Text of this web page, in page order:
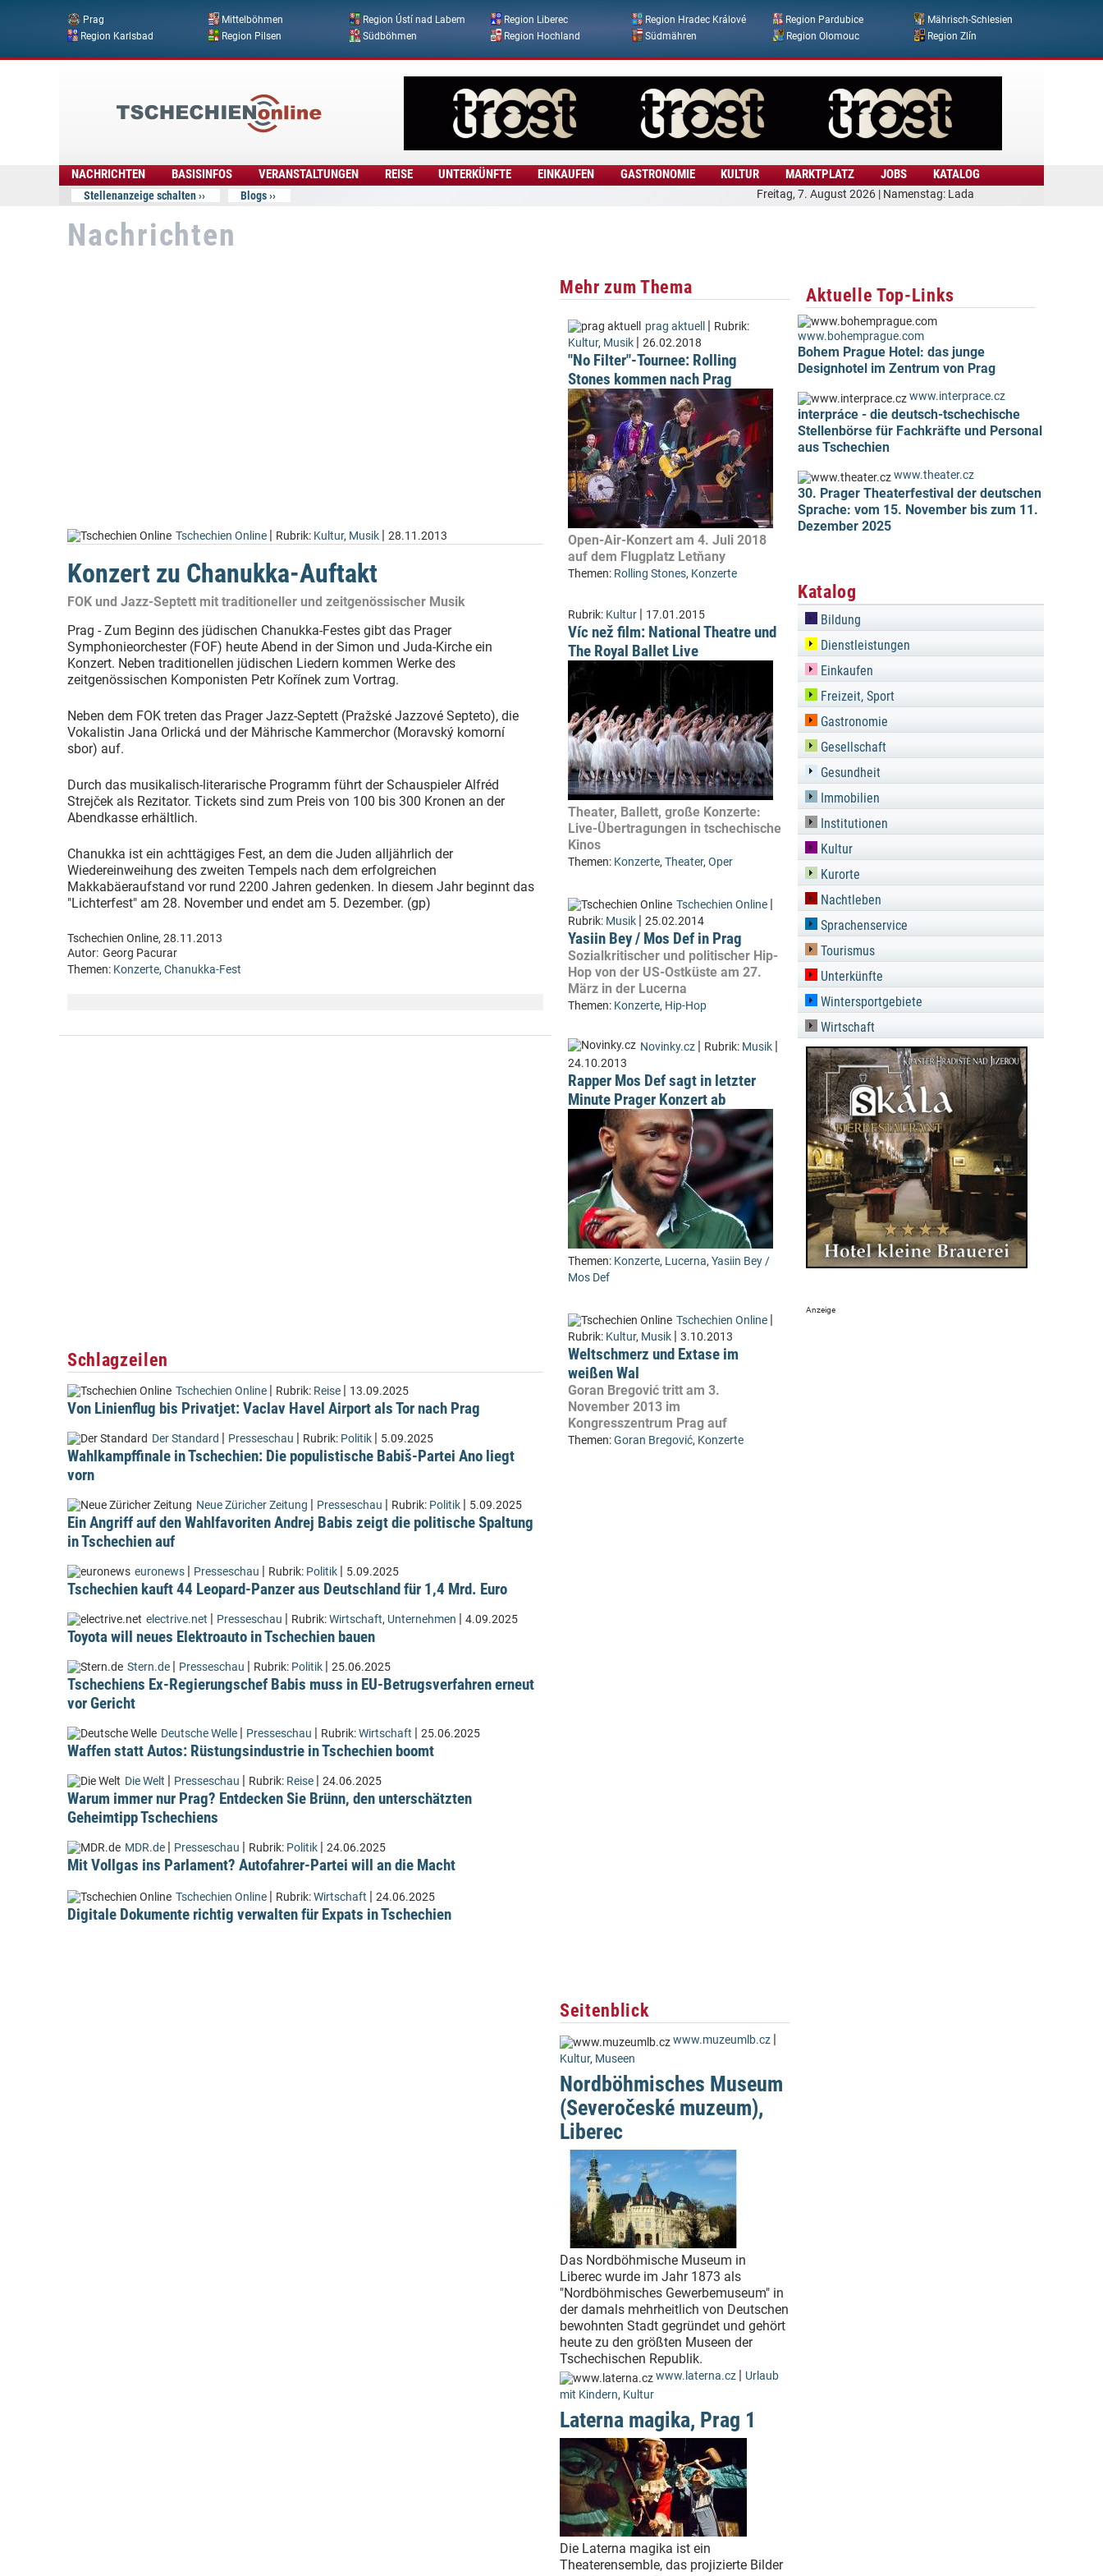
Direkt zum Inhalt
Prag Mittelböhmen Region Ústí nad Labem Region Liberec Region Hradec Králové Region Pardubice
Mährisch-Schlesien
Region Karlsbad
Region Pilsen Südböhmen Region Hochland Südmähren Region Olomouc Region Zlín
Freitag, 7. August 2026 | Namenstag: Lada
Online
NACHRICHTEN BASISINFOS VERANSTALTUNGEN REISE UNTERKÜNFTE EINKAUFEN GASTRONOMIE KULTUR MARKTPLATZ JOBS KATALOG
Stellenanzeige schalten Blogs
Nachrichten
Tschechien Online | Rubrik: Kultur, Musik | 28.11.2013
Konzert zu Chanukka-Auftakt
FOK und Jazz-Septett mit traditioneller und zeitgenössischer Musik
Prag - Zum Beginn des jüdischen Chanukka-Festes gibt das Prager
Symphonieorchester (FOF) heute Abend in der Simon und Juda-Kirche ein
Konzert. Neben traditionellen jüdischen Liedern kommen Werke des
zeitgenössischen Komponisten Petr Kořínek zum Vortrag.
Neben dem FOK treten das Prager Jazz-Septett (Pražské Jazzové Septeto), die
Vokalistin Jana Orlická und der Mährische Kammerchor (Moravský komorní
sbor) auf.
Durch das musikalisch-literarische Programm führt der Schauspieler Alfréd
Strejček als Rezitator. Tickets sind zum Preis von 100 bis 300 Kronen an der
Abendkasse erhältlich.
Chanukka ist ein achttägiges Fest, an dem die Juden alljährlich der
Wiedereinweihung des zweiten Tempels nach dem erfolgreichen
Makkabäeraufstand vor rund 2200 Jahren gedenken. In diesem Jahr beginnt das
"Lichterfest" am 28. November und endet am 5. Dezember. (gp)
Tschechien Online, 28.11.2013
Autor: Georg Pacurar
Themen: Konzerte, Chanukka-Fest
Schlagzeilen
Tschechien Online | Rubrik: Reise | 13.09.2025
Von Linienflug bis Privatjet: Vaclav Havel Airport als Tor nach Prag
Der Standard | Presseschau | Rubrik: Politik | 5.09.2025
Wahlkampffinale in Tschechien: Die populistische Babiš-Partei Ano liegt
vorn
Neue Züricher Zeitung | Presseschau | Rubrik: Politik | 5.09.2025
Ein Angriff auf den Wahlfavoriten Andrej Babis zeigt die politische Spaltung
in Tschechien auf
euronews | Presseschau | Rubrik: Politik | 5.09.2025
Tschechien kauft 44 Leopard-Panzer aus Deutschland für 1,4 Mrd. Euro
electrive.net | Presseschau | Rubrik:Wirtschaft, Unternehmen | 4.09.2025
Toyota will neues Elektroauto in Tschechien bauen
Stern.de | Presseschau | Rubrik: Politik | 25.06.2025
Tschechiens Ex-Regierungschef Babis muss in EU-Betrugsverfahren erneut
vor Gericht
Deutsche Welle | Presseschau | Rubrik:Wirtschaft | 25.06.2025
Waffen statt Autos: Rüstungsindustrie in Tschechien boomt
Die Welt | Presseschau | Rubrik: Reise | 24.06.2025
Warum immer nur Prag? Entdecken Sie Brünn, den unterschätzten
Geheimtipp Tschechiens
MDR.de | Presseschau | Rubrik: Politik | 24.06.2025
Mit Vollgas ins Parlament? Autofahrer-Partei will an die Macht
Tschechien Online | Rubrik:Wirtschaft | 24.06.2025
Digitale Dokumente richtig verwalten für Expats in Tschechien
Mehr zum Thema
prag aktuell | Rubrik:
Kultur, Musik | 26.02.2018
"No Filter"-Tournee: Rolling
Stones kommen nach Prag
Open-Air-Konzert am 4. Juli 2018
auf dem Flugplatz Letňany
Themen: Rolling Stones, Konzerte
Rubrik: Kultur | 17.01.2015
Víc než film: National Theatre und
The Royal Ballet Live
Theater, Ballett, große Konzerte:
Live-Übertragungen in tschechische
Kinos
Themen: Konzerte, Theater, Oper
Tschechien Online |
Rubrik: Musik | 25.02.2014
Yasiin Bey / Mos Def in Prag
Sozialkritischer und politischer Hip-
Hop von der US-Ostküste am 27.
März in der Lucerna
Themen: Konzerte, Hip-Hop
Novinky.cz | Rubrik: Musik |
24.10.2013
Rapper Mos Def sagt in letzter
Minute Prager Konzert ab
Themen: Konzerte, Lucerna, Yasiin Bey /
Mos Def
Tschechien Online |
Rubrik: Kultur, Musik | 3.10.2013
Weltschmerz und Extase im
weißen Wal
Goran Bregović tritt am 3.
November 2013 im
Kongresszentrum Prag auf
Themen:Goran Bregović, Konzerte
Seitenblick
www.muzeumlb.cz |
Kultur, Museen
Nordböhmisches Museum
(Severočeské muzeum),
Liberec
Das Nordböhmische Museum in
Liberec wurde im Jahr 1873 als
"Nordböhmisches Gewerbemuseum" in
der damals mehrheitlich von Deutschen
bewohnten Stadt gegründet und gehört
heute zu den größten Museen der
Tschechischen Republik.
www.laterna.cz | Urlaub
mit Kindern, Kultur
Laterna magika, Prag 1
Die Laterna magika ist ein
Theaterensemble, das projizierte Bilder
Aktuelle Top-Links
www.bohemprague.com
Bohem Prague Hotel: das junge
Designhotel im Zentrum von Prag
www.interprace.cz
interpráce - die deutsch-tschechische
Stellenbörse für Fachkräfte und Personal
aus Tschechien
www.theater.cz
30. Prager Theaterfestival der deutschen
Sprache: vom 15. November bis zum 11.
Dezember 2025
Katalog
Bildung
Dienstleistungen
Einkaufen
Freizeit, Sport
Gastronomie
Gesellschaft
Gesundheit
Immobilien
Institutionen
Kultur
Kurorte
Nachtleben
Sprachenservice
Tourismus
Unterkünfte
Wintersportgebiete
Wirtschaft